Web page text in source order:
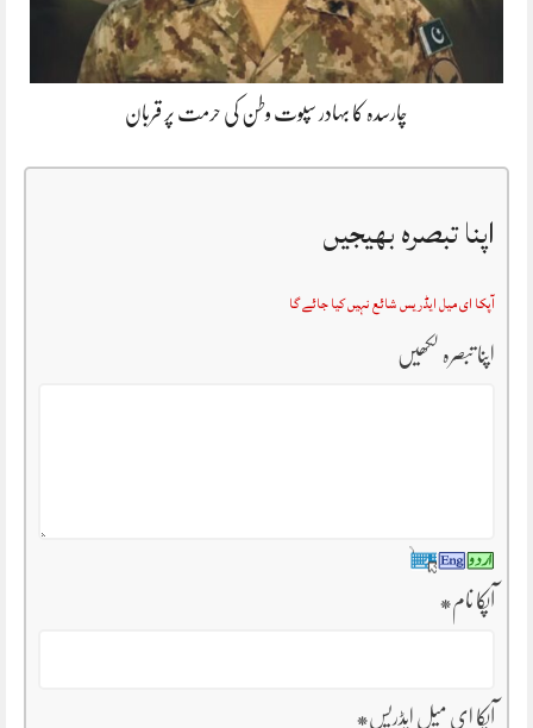
چارسدہ کا بہادر سپوت وطن کی حرمت پر قربان
اپنا تبصرہ بھیجیں
آپکا ای میل ایڈریس شائع نہیں کیا جائے گا
اپنا تبصرہ لکھیں
آپکا نام*
آپکا ای میل ایڈریس*